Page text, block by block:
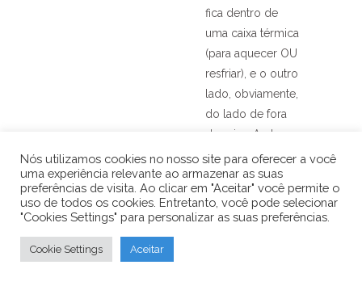
fica dentro de
uma caixa térmica
(para aquecer OU
resfriar), e o outro
lado, obviamente,
do lado de fora
da caixa. Ambos
os lados têm um
cooler. Tem
funcionado bem.
Responder
Nós utilizamos cookies no nosso site para oferecer a você
uma experiência relevante ao armazenar as suas
preferências de visita. Ao clicar em "Aceitar" você permite o
uso de todos os cookies. Entretanto, você pode selecionar
"Cookies Settings" para personalizar as suas preferências.
Cookie Settings Aceitar